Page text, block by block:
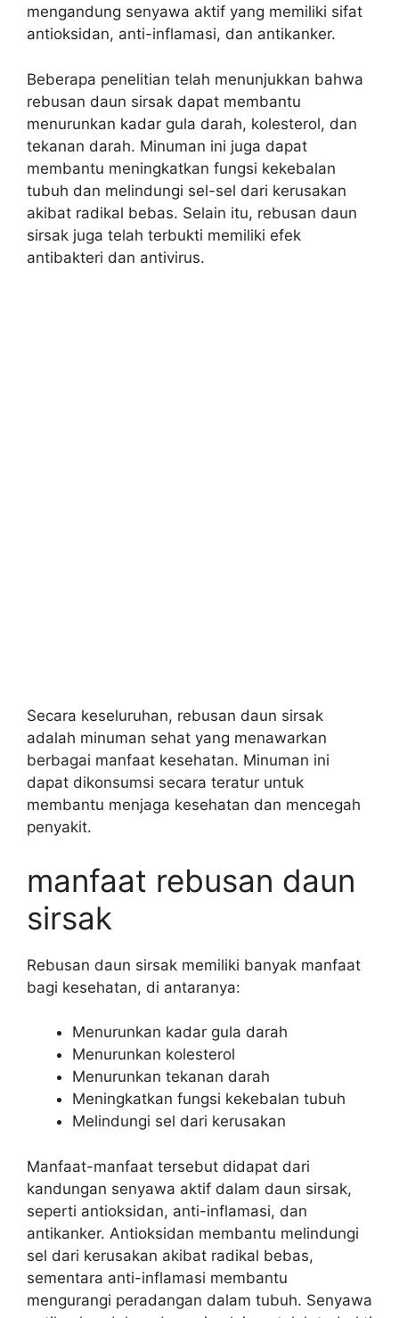
mengandung senyawa aktif yang memiliki sifat
antioksidan, anti-inflamasi, dan antikanker.
Beberapa penelitian telah menunjukkan bahwa
rebusan daun sirsak dapat membantu
menurunkan kadar gula darah, kolesterol, dan
tekanan darah. Minuman ini juga dapat
membantu meningkatkan fungsi kekebalan
tubuh dan melindungi sel-sel dari kerusakan
akibat radikal bebas. Selain itu, rebusan daun
sirsak juga telah terbukti memiliki efek
antibakteri dan antivirus.
Secara keseluruhan, rebusan daun sirsak
adalah minuman sehat yang menawarkan
berbagai manfaat kesehatan. Minuman ini
dapat dikonsumsi secara teratur untuk
membantu menjaga kesehatan dan mencegah
penyakit.
manfaat rebusan daun
sirsak
Rebusan daun sirsak memiliki banyak manfaat
bagi kesehatan, di antaranya:
Menurunkan kadar gula darah
Menurunkan kolesterol
Menurunkan tekanan darah
Meningkatkan fungsi kekebalan tubuh
Melindungi sel dari kerusakan
Manfaat-manfaat tersebut didapat dari
kandungan senyawa aktif dalam daun sirsak,
seperti antioksidan, anti-inflamasi, dan
antikanker. Antioksidan membantu melindungi
sel dari kerusakan akibat radikal bebas,
sementara anti-inflamasi membantu
mengurangi peradangan dalam tubuh. Senyawa